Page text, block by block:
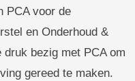
PCA voor de
en Onderhoud &
druk bezig met PCA om
gereed te maken.